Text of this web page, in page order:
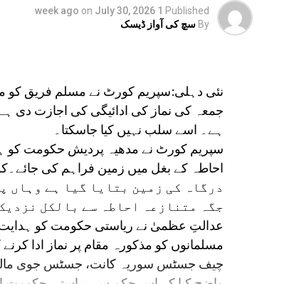
Published
1 week ago
on July 30, 2026
By سچ کی آواز ڈیسک
نئی دہلی:سپریم کورٹ نے مسلم فریق کو
جمعہ کی نماز کی ادائیگی کی اجازت دی
ہے۔ اسے سلب نہیں کیا جاسکتا۔
سپریم کورٹ نے مدھیہ پردیش حکومت کو
درگاہ کی زمین بتایا گیا ہے وہاں
جگہ متنازعہ احاطہ سے بالکل
عدالتِ عظمیٰ نے ریاستی حکومت کو
مسلمانوں کو مذکورہ مقام پر نماز ادا
چیف جسٹس سوریہ کانت، جسٹس جوی